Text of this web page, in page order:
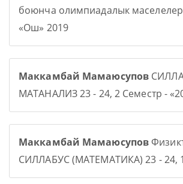
боюнча олимпиадалык
«Ош» 2019
Маккамбай Мамаюсупов
МАТАНАЛИЗ 23 - 24, 2 Семестр -
Маккамбай Мамаюсупов
СИЛЛАБУС (МАТЕМАТИКА) 23 - 24, 1